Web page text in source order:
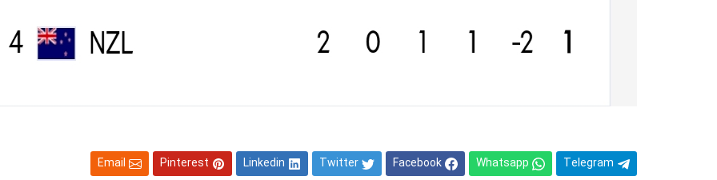
Telegram
Whatsapp
Facebook
Twitter
Linkedin
Pinterest
Email